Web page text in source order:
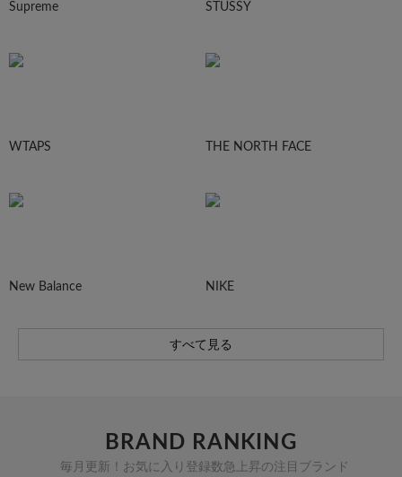
Supreme STUSSY
WTAPS THE NORTH FACE
New Balance NIKE
すべて見る
BRAND RANKING
毎月更新！お気に入り登録数急上昇の注目ブランド